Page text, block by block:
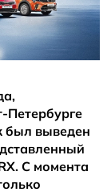
Петербурге
был выведен
С момента